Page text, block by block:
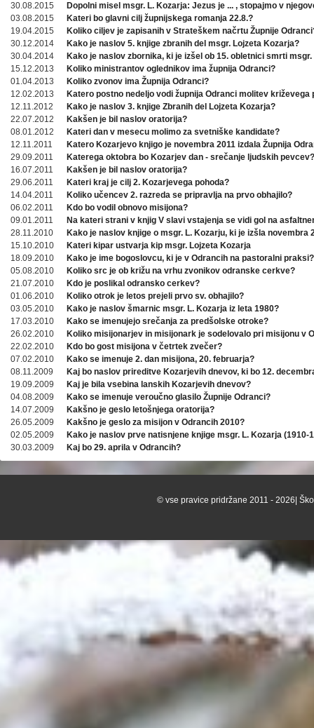
30.08.2015
Dopolni misel msgr. L. Kozarja: Jezus je ... , stopajmo v
03.08.2015
Kateri bo glavni cilj župnijskega romanja 22.8.?
19.04.2015
Koliko ciljev je zapisanih v Strateškem načrtu Župnije
30.12.2014
Kako je naslov 5. knjige zbranih del msgr. Lojzeta Kozarja?
30.04.2014
Kako je naslov zbornika, ki je izšel ob 15. obletnici smrti msgr.
15.12.2013
Koliko ministrantov oglednikov ima župnija Odranci?
01.04.2013
Koliko zvonov ima Župnija Odranci?
12.02.2013
Katero postno nedeljo vodi župnija Odranci molitev križevega
12.11.2012
Kako je naslov 3. knjige Zbranih del Lojzeta Kozarja?
22.07.2012
Kakšen je bil naslov oratorija?
08.01.2012
Kateri dan v mesecu molimo za svetniške kandidate?
12.11.2011
Katero Kozarjevo knjigo je novembra 2011 izdala Župnija
29.09.2011
Katerega oktobra bo Kozarjev dan - srečanje ljudskih pevcev?
16.07.2011
Kakšen je bil naslov oratorija?
29.06.2011
Kateri kraj je cilj 2. Kozarjevega pohoda?
14.04.2011
Koliko učencev 2. razreda se pripravlja na prvo obhajilo?
06.02.2011
Kdo bo vodil obnovo misijona?
09.01.2011
Na kateri strani v knjig V slavi vstajenja se vidi gol na
28.11.2010
Kako je naslov knjige o msgr. L. Kozarju, ki je izšla novembra
15.10.2010
Kateri kipar ustvarja kip msgr. Lojzeta Kozarja
18.09.2010
Kako je ime bogoslovcu, ki je v Odrancih na pastoralni praksi?
05.08.2010
Koliko src je ob križu na vrhu zvonikov odranske cerkve?
21.07.2010
Kdo je poslikal odransko cerkev?
01.06.2010
Koliko otrok je letos prejeli prvo sv. obhajilo?
03.05.2010
Kako je naslov šmarnic msgr. L. Kozarja iz leta 1980?
17.03.2010
Kako se imenujejo srečanja za predšolske otroke?
26.02.2010
Koliko misijonarjev in misijonark je sodelovalo pri misijonu v
22.02.2010
Kdo bo gost misijona v četrtek zvečer?
07.02.2010
Kako se imenuje 2. dan misijona, 20. februarja?
08.11.2009
Kaj bo naslov prireditve Kozarjevih dnevov, ki bo 12.
19.09.2009
Kaj je bila vsebina lanskih Kozarjevih dnevov?
04.08.2009
Kako se imenuje veroučno glasilo Župnije Odranci?
14.07.2009
Kakšno je geslo letošnjega oratorija?
26.05.2009
Kakšno je geslo za misijon v Odrancih 2010?
02.05.2009
Kako je naslov prve natisnjene knjige msgr. L. Kozarja (1910-
30.03.2009
Kaj bo 29. aprila v Odrancih?
© vse pravice pridržane 2011 - 2026|